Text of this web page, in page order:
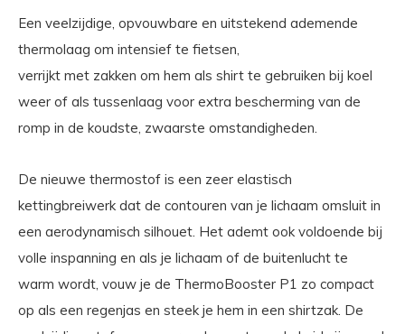
Een veelzijdige, opvouwbare en uitstekend ademende
thermolaag om intensief te fietsen,
verrijkt met zakken om hem als shirt te gebruiken bij koel
weer of als tussenlaag voor extra bescherming van de
romp in de koudste, zwaarste omstandigheden.
De nieuwe thermostof is een zeer elastisch
kettingbreiwerk dat de contouren van je lichaam omsluit in
een aerodynamisch silhouet. Het ademt ook voldoende bij
volle inspanning en als je lichaam of de buitenlucht te
warm wordt, vouw je de ThermoBooster P1 zo compact
op als een regenjas en steek je hem in een shirtzak. De